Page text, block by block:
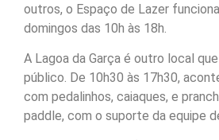
outros, o Espaço de Lazer
domingos das 10h às 18h.
A Lagoa da Garça é outro local
público. De 10h30 às 17h30,
com pedalinhos, caiaques, e
paddle, com o suporte da equipe